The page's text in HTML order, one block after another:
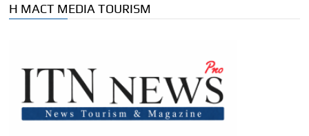
Η MACT MEDIA TOURISM